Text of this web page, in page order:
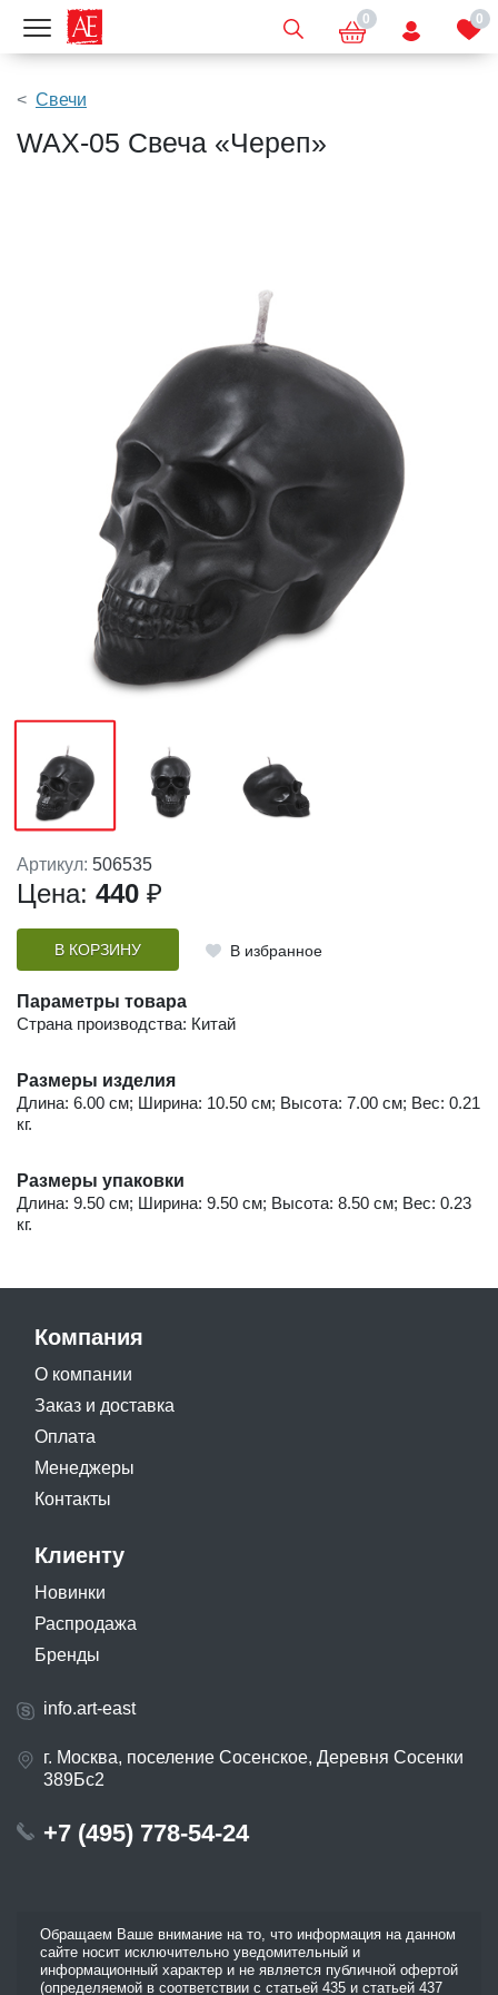
Показать меню 0 0
Свечи
WAX-05 Свеча «Череп»
Артикул: 506535
Цена: 440 ₽
В КОРЗИНУ В избранное
Параметры товара
Страна производства: Китай
Размеры изделия
Длина: 6.00 см; Ширина: 10.50 см; Высота: 7.00 см; Вес: 0.21
кг.
Размеры упаковки
Длина: 9.50 см; Ширина: 9.50 см; Высота: 8.50 см; Вес: 0.23
кг.
Компания
О компании
Заказ и доставка
Оплата
Менеджеры
Контакты
Клиенту
Новинки
Распродажа
Бренды
info.art-east
г. Москва, поселение Сосенское, Деревня Сосенки
389Бс2
+7 (495) 778-54-24
Обращаем Ваше внимание на то, что информация на данном
сайте носит исключительно уведомительный и
информационный характер и не является публичной офертой
(определяемой в соответствии с статьей 435 и статьей 437